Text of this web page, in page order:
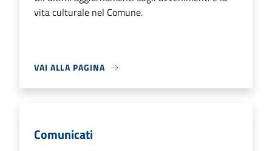
vita culturale nel Comune.
VAI ALLA PAGINA
Comunicati